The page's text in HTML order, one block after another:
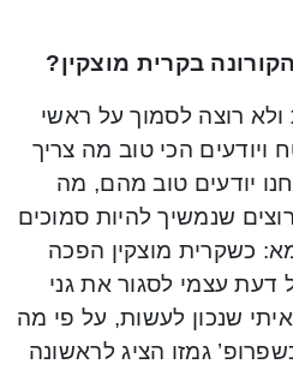
בקרית מוצקין?
רוצה לסמוך על ראשי
הכי טוב מה צריך
יודעים טוב מהם, מה
שנמשיך להיות סמוכים
כשקרית מוצקין הפכה
עצמי לסגור את גני
שנכון לעשות, על פי מה
גמזו הציג לראשונה